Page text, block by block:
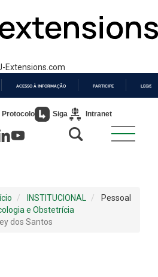
Extensions.com
PARA
ACESSO À INFORMAÇÃO PARTICIPE
Protocolo Siga Intranet
INSTITUCIONAL
Pessoal
e Obstetrícia
dos Santos